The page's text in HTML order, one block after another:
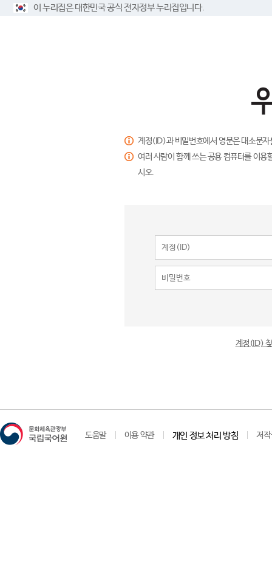
이 누리집은 대한민국 공식 전자정부 누리집입니다.
계정(ID)과 비밀번호에서 영문은 대소문
여러 사람이 함께 쓰는 공용 컴퓨터를 이
시오.
계정(ID)
도움말 이용 약관 개인 정보 처리 방침 저